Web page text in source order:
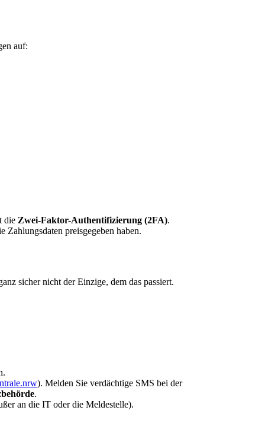
auf:
die Zwei-Faktor-Authentifizierung (2FA).
preisgegeben haben.
sicher nicht der Einzige, dem das passiert.
). Melden Sie verdächtige SMS bei der
.
an die IT oder die Meldestelle).